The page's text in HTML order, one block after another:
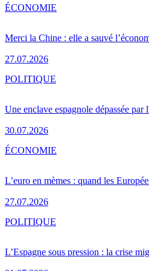
Merci la Chine : elle a sauvé
27.07.2026
ÉCONOMIE
Une enclave espagnole dépassée
30.07.2026
POLITIQUE
L’euro en mèmes : quand les
27.07.2026
ÉCONOMIE
L’Espagne sous pression : la crise
POLITIQUE